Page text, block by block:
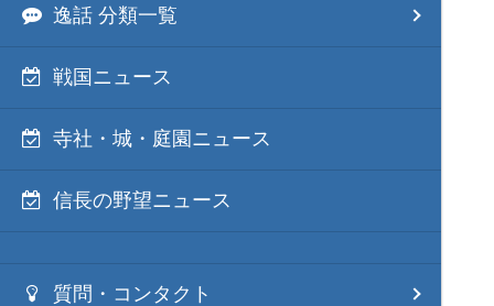
逸話 分類一覧
戦国ニュース
寺社・城・庭園ニュース
信長の野望ニュース
質問・コンタクト